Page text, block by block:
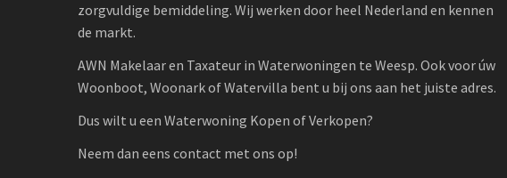
zorgvuldige bemiddeling. Wij werken door heel Nederland en kennen
de markt.
AWN Makelaar en Taxateur in Waterwoningen te Weesp. Ook voor úw
Woonboot, Woonark of Watervilla bent u bij ons aan het juiste adres.
Dus wilt u een Waterwoning Kopen of Verkopen?
Neem dan eens contact met ons op!